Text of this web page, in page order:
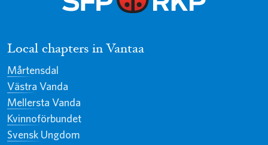
Local chapters in Vantaa
Mårtensdal
Västra Vanda
Mellersta Vanda
Kvinnoförbundet
Svensk Ungdom